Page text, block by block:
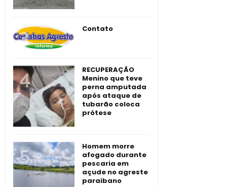
Contato
RECUPERAÇÃO
Menino que teve
perna amputada
após ataque de
tubarão coloca
prótese
Homem morre
afogado durante
pescaria em
açude no agreste
paraibano